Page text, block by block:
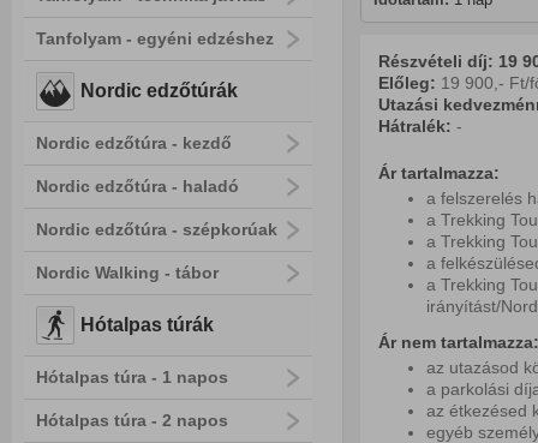
Tanfolyam - egyéni edzéshez
Nordic edzőtúrák
Nordic edzőtúra - kezdő
Nordic edzőtúra - haladó
Nordic edzőtúra - szépkorúak
Nordic Walking - tábor
Hótalpas túrák
Hótalpas túra - 1 napos
Hótalpas túra - 2 napos
Részvételi díj: 19
Előleg: 19 900,- Ft/
Utazási
Hátralék: -
Ár tartalmazza:
a felszerelés
a Trekking
a Trekking
a
a Trekking
irányítást/
Ár nem tartalmazza:
az utazásod
a parkolási
az étkezésed
egyéb